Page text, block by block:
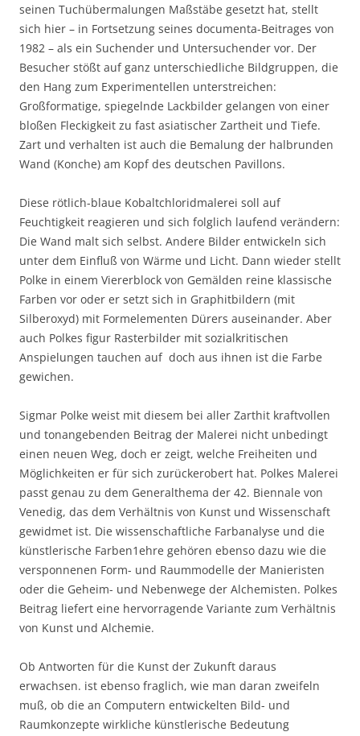
seinen Tuchübermalungen Maßstäbe gesetzt hat, stellt
sich hier – in Fortsetzung seines documenta-Beitrages von
1982 – als ein Suchender und Untersuchender vor. Der
Besucher stößt auf ganz unterschiedliche Bildgruppen, die
den Hang zum Experimentellen unterstreichen:
Großformatige, spiegelnde Lackbilder gelangen von einer
bloßen Fleckigkeit zu fast asiatischer Zartheit und Tiefe.
Zart und verhalten ist auch die Bemalung der halbrunden
Wand (Konche) am Kopf des deutschen Pavillons.
Diese rötlich-blaue Kobaltchloridmalerei soll auf
Feuchtigkeit reagieren und sich folglich laufend verändern:
Die Wand malt sich selbst. Andere Bilder entwickeln sich
unter dem Einfluß von Wärme und Licht. Dann wieder stellt
Polke in einem Viererblock von Gemälden reine klassische
Farben vor oder er setzt sich in Graphitbildern (mit
Silberoxyd) mit Formelementen Dürers auseinander. Aber
auch Polkes figur Rasterbilder mit sozialkritischen
Anspielungen tauchen auf  doch aus ihnen ist die Farbe
gewichen.
Sigmar Polke weist mit diesem bei aller Zarthit kraftvollen
und tonangebenden Beitrag der Malerei nicht unbedingt
einen neuen Weg, doch er zeigt, welche Freiheiten und
Möglichkeiten er für sich zurückerobert hat. Polkes Malerei
passt genau zu dem Generalthema der 42. Biennale von
Venedig, das dem Verhältnis von Kunst und Wissenschaft
gewidmet ist. Die wissenschaftliche Farbanalyse und die
künstlerische Farben1ehre gehören ebenso dazu wie die
versponnenen Form- und Raummodelle der Manieristen
oder die Geheim- und Nebenwege der Alchemisten. Polkes
Beitrag liefert eine hervorragende Variante zum Verhältnis
von Kunst und Alchemie.
Ob Antworten für die Kunst der Zukunft daraus
erwachsen. ist ebenso fraglich, wie man daran zweifeln
muß, ob die an Computern entwickelten Bild- und
Raumkonzepte wirkliche künstlerische Bedeutung